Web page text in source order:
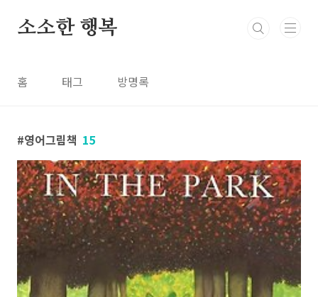
소소한 행복
홈 태그 방명록
영어그림책 15